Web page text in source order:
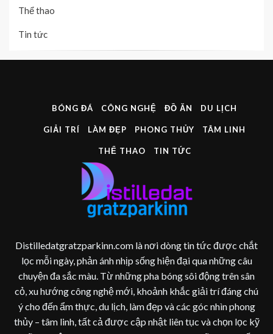
Thể thao
Tin tức
BÓNG ĐÁ CÔNG NGHỆ ĐỒ ĂN DU LỊCH
GIẢI TRÍ LÀM ĐẸP PHONG THỦY TÂM LINH
THỂ THAO TIN TỨC
Distilledatgratzparkinn.com là nơi dòng tin tức được chắt
lọc mỗi ngày, phản ánh nhịp sống hiện đại qua những câu
chuyện đa sắc màu. Từ những pha bóng sôi động trên sân
cỏ, xu hướng công nghệ mới, khoảnh khắc giải trí đáng chú
ý cho đến ẩm thực, du lịch, làm đẹp và các góc nhìn phong
thủy – tâm linh, tất cả được cập nhật liên tục và chọn lọc kỹ